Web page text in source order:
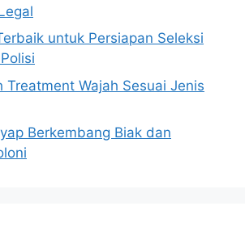
untuk Persiapan Seleksi
Treatment Wajah Sesuai Jenis
Berkembang Biak dan